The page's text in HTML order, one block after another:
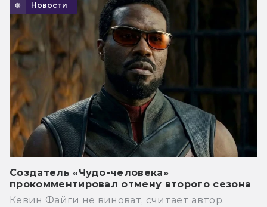
Новости
Создатель «Чудо-человека»
прокомментировал отмену второго сезона
Кевин Файги не виноват, считает автор.